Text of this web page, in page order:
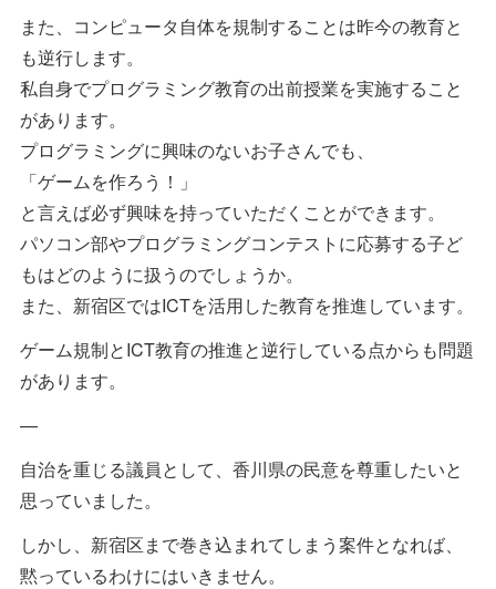
また、コンピュータ自体を規制することは昨今の教育と
も逆行します。
私自身でプログラミング教育の出前授業を実施すること
があります。
プログラミングに興味のないお子さんでも、
「ゲームを作ろう！」
と言えば必ず興味を持っていただくことができます。
パソコン部やプログラミングコンテストに応募する子ど
もはどのように扱うのでしょうか。
また、新宿区ではICTを活用した教育を推進しています。
ゲーム規制とICT教育の推進と逆行している点からも問題
があります。
—
自治を重じる議員として、香川県の民意を尊重したいと
思っていました。
しかし、新宿区まで巻き込まれてしまう案件となれば、
黙っているわけにはいきません。